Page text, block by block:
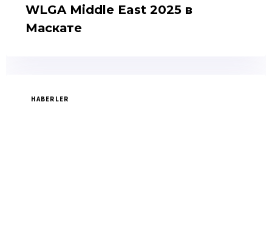
WLGA Middle East 2025 в
Маскате
HABERLER